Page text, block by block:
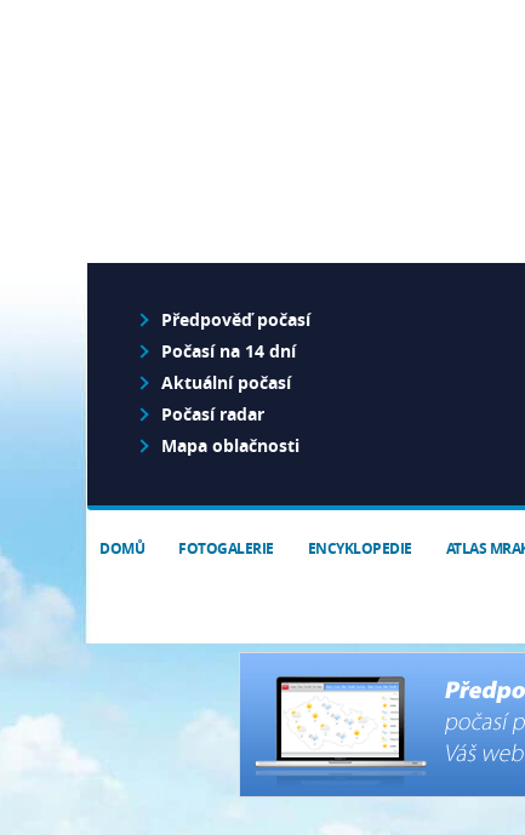
Předpověď počasí
Počasí na 14 dní
Aktuální počasí
Počasí radar
Mapa oblačnosti
DOMŮ FOTOGALERIE ENCYKLOPEDIE ATLAS